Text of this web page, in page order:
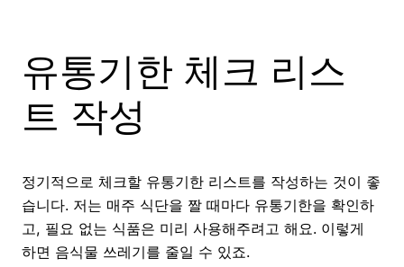
유통기한 체크 리스
트 작성
정기적으로 체크할 유통기한 리스트를 작성하는 것이 좋
습니다. 저는 매주 식단을 짤 때마다 유통기한을 확인하
고, 필요 없는 식품은 미리 사용해주려고 해요. 이렇게
하면 음식물 쓰레기를 줄일 수 있죠.